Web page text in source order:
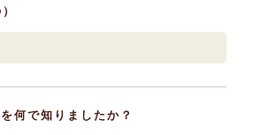
何で知りましたか？